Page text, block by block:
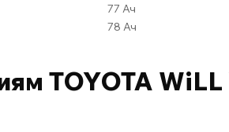
77 Ач
78 Ач
TOYOTA WiLL